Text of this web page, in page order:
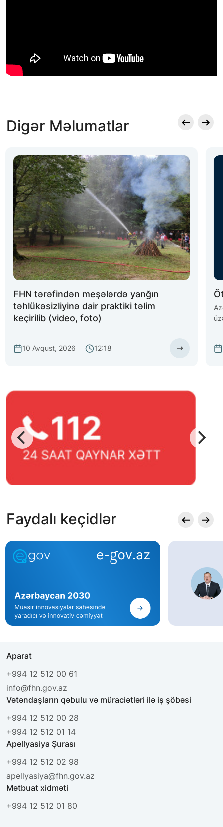
Digər Məlumatlar
FHN tərəfindən meşələrdə yanğın
təhlükəsizliyinə dair praktiki təlim
keçirilib (video, foto)
10 Avqust, 2026 12:18
Faydalı keçidlər
Aparat
+994 12 512 00 61
info@fhn.gov.az
Vətəndaşların qəbulu və müraciətləri ilə iş şöbəsi
+994 12 512 00 28
+994 12 512 01 14
Apellyasiya Şurası
+994 12 512 02 98
apellyasiya@fhn.gov.az
Mətbuat xidməti
+994 12 512 01 80